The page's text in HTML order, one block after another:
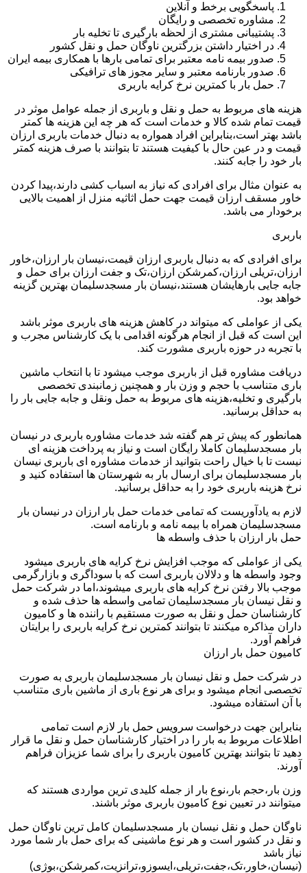
پاسخگویی برخط و آنلاین
مشاوره تخصصی و رایگان
پشتیبانی مشتری از لحظه بارگیری تا تخلیه بار
در اختیار داشتن بزرگترین ناوگان حمل و نقل کشور
صدور بیمه نامه معتبر برای تمامی بارها با همکاری بیمه ایران
صدور بارنامه معتبر و سایر مجوز های ترافیکی
حمل بار با کمترین نرخ کرایه باربری
هزینه های مربوط به حمل و نقل و باربری از جمله عوامل موثر در
قیمت تمام شده کالا و خدمات است که هر چه این هزینه ها کمتر
باشد بهتر است،بنابراین افراد همواره به دنبال خدمات باربری ارزان
قیمت و در عین حال با کیفیت هستند تا بتوانند با صرف هزینه کمتر
بار خود را جابه کنند.
به عنوان مثال برای افرادی که نیاز به اسباب کشی دارند،پیدا کردن
خاور مسقف ارزان قیمت جهت حمل اثاثیه منزل از اهمیت بالایی
برخودار می باشد.
باربری
برای افرادی که به دنبال باربری ارزان قیمت،نیسان بار ارزان،خاور
ارزان،تریلی ارزان،کمرشکن ارزان،تک و جفت ارزان برای حمل و
جابه جایی بارهایشان هستند،نیسان بار مسجدسلیمان بهترین گزینه
خواهد بود.
یکی از عواملی که میتواند در کاهش هزینه های باربری موثر باشد
این است که قبل از انجام هرگونه اقدامی با یک کارشناس مجرب و
با تجربه در حوزه باربری مشورت کند.
دریافت مشاوره قبل از باربری موجب میشود تا با انتخاب ماشین
باری متناسب با حجم و وزن بار و همچنین زمانبندی تخصصی
بارگیری و تخلیه،هزینه های مربوط به حمل ونقل و جابه جایی بار را
به حداقل برسانید.
همانطور که پیش تر هم گفته شد خدمات مشاوره باربری در نیسان
بار مسجدسلیمان کاملا رایگان است و نیاز به پرداخت هزینه ای
نیست تا با خیال راحت بتوانید از خدمات مشاوره ای باربری نیسان
بار مسجدسلیمان برای ارسال بار به شهرستان ها استفاده کنید و
نرخ هزینه باربری خود را به حداقل برسانید.
لازم به یادآوریست که تمامی خدمات حمل بار ارزان در نیسان بار
مسجدسلیمان همراه با بیمه نامه و بارنامه است.
حمل بار ارزان با حذف واسطه ها
یکی از عواملی که موجب افزایش نرخ کرایه های باربری میشود
وجود واسطه ها و دلالان باربری است که با سوداگری و بازارگرمی
موجب بالا رفتن نرخ کرایه های باربری میشوند،اما در شرکت حمل
و نقل نیسان بار مسجدسلیمان تمامی واسطه ها حذف شده و
کارشناسان حمل و نقل به صورت مستقیم با راننده ها و کامیون
داران مذاکره میکنند تا بتوانند کمترین نرخ کرایه باربری را برایتان
فراهم آورد.
کامیون حمل بار ارزان
در شرکت حمل و نقل نیسان بار مسجدسلیمان باربری به صورت
تخصصی انجام میشود و برای هر نوع باری از ماشین باری متناسب
با آن استفاده میشود.
بنابراین جهت درخواست سرویس حمل بار لازم است تمامی
اطلاعات مربوط به بار را در اختیار کارشناسان حمل و نقل ما قرار
دهید تا بتوانند بهترین کامیون باربری را برای شما عزیزان فراهم
آورند.
وزن بار،حجم بار،نوع بار از جمله کلیدی ترین مواردی هستند که
میتوانند در تعیین نوع کامیون باربری موثر باشند.
ناوگان حمل و نقل نیسان بار مسجدسلیمان کامل ترین ناوگان حمل
و نقل در کشور است و هر نوع ماشینی که برای حمل بار شما مورد
نیاز باشد
(نیسان،خاور،تک،جفت،تریلی،ایسوزو،ترانزیت،کمرشکن،بوژی)